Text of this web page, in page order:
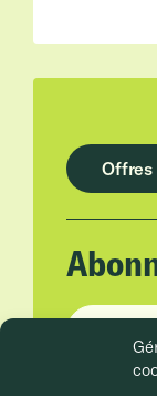
Offres
Adresse